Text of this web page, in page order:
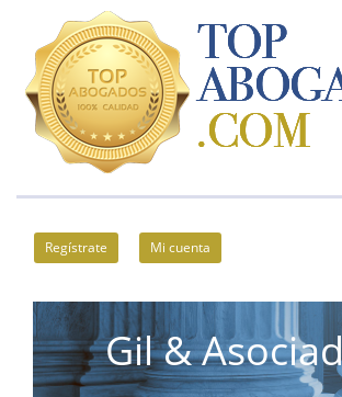
Regístrate Mi cuenta
Gil &